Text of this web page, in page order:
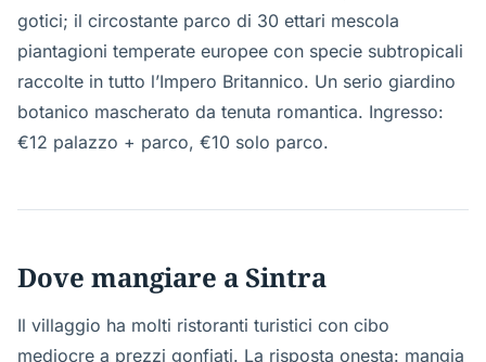
gotici; il circostante parco di 30 ettari mescola
piantagioni temperate europee con specie subtropicali
raccolte in tutto l’Impero Britannico. Un serio giardino
botanico mascherato da tenuta romantica. Ingresso:
€12 palazzo + parco, €10 solo parco.
Dove mangiare a Sintra
Il villaggio ha molti ristoranti turistici con cibo
mediocre a prezzi gonfiati. La risposta onesta: mangia